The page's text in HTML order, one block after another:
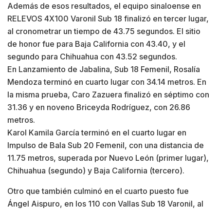
Además de esos resultados, el equipo sinaloense en
RELEVOS 4X100 Varonil Sub 18 finalizó en tercer lugar,
al cronometrar un tiempo de 43.75 segundos. El sitio
de honor fue para Baja California con 43.40, y el
segundo para Chihuahua con 43.52 segundos.
En Lanzamiento de Jabalina, Sub 18 Femenil, Rosalía
Mendoza terminó en cuarto lugar con 34.14 metros. En
la misma prueba, Caro Zazuera finalizó en séptimo con
31.36 y en noveno Briceyda Rodríguez, con 26.86
metros.
Karol Kamila García terminó en el cuarto lugar en
Impulso de Bala Sub 20 Femenil, con una distancia de
11.75 metros, superada por Nuevo León (primer lugar),
Chihuahua (segundo) y Baja California (tercero).
Otro que también culminó en el cuarto puesto fue
Ángel Aispuro, en los 110 con Vallas Sub 18 Varonil, al